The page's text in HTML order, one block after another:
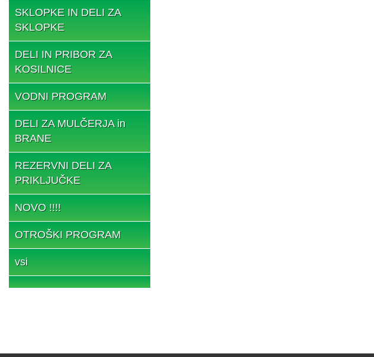
SKLOPKE IN DELI ZA
SKLOPKE
DELI IN PRIBOR ZA
KOSILNICE
VODNI PROGRAM
DELI ZA MULČERJA in
BRANE
REZERVNI DELI ZA
PRIKLJUČKE
NOVO !!!!
OTROŠKI PROGRAM
vsi